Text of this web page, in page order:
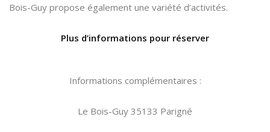
Bois-Guy propose également une variété d’activités.
Plus d’informations pour réserver
Informations complémentaires :
Le Bois-Guy 35133 Parigné